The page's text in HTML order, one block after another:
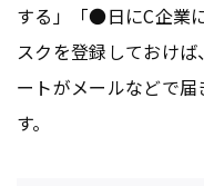
する」「●日にC企業
スクを登録しておけ
ートがメールなどで
す。